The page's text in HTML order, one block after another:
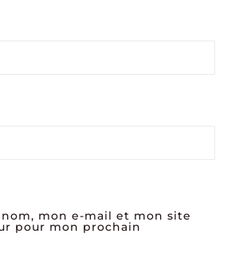
mon e-mail et mon site
pour mon prochain